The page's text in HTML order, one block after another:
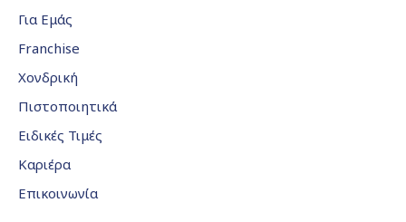
Για Εμάς
Franchise
Χονδρική
Πιστοποιητικά
Ειδικές Τιμές
Καριέρα
Επικοινωνία